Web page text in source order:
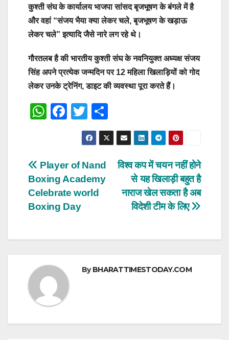
कुश्ती संघ के कार्यालय भाजपा सांसद बृजभूषण के बंगले में है
और वहां “संजय भैया क्या लेकर चले, बृजभूषण के खड़ाऊ
लेकर चले” इत्यादि जैसे नारे लग रहे थे।
गौरतलब है की भारतीय कुश्ती संघ के नवनियुक्त अध्यक्ष संजय
सिंह अपने प्रत्येक जन्मदिन पर 12 महिला खिलाड़ियों को गोद
लेकर उनके ट्रेनिंग, डाइट की व्यवस्था पूरा करते हैं।
W
s
A
p
p
F
e
b
o
o
T
wi
tt
er
h
ar
Post
navigation
विश्व कप में चयन नहीं होने
से यह खिलाड़ी बहुत है
नाराज खेल सकता है अब
विदेशी टीम के लिए
Player of Nand
Boxing Academy
Celebrate world
Boxing Day
ByBHARATTIMESTODAY.COM